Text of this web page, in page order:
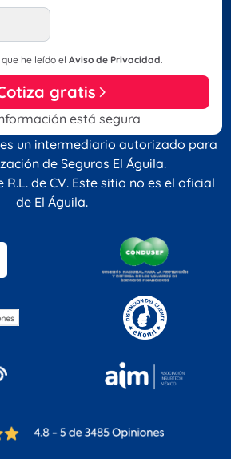
he leído el Aviso de Privacidad.
gratis
está segura
un intermediario autorizado para
de Seguros El Águila.
R.L. de CV. Este sitio no es el oficial
de El Águila.